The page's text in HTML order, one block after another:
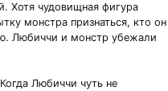
Хотя чудовищная фигура
монстра признаться, кто он
Любиччи и монстр убежали
Любиччи чуть не